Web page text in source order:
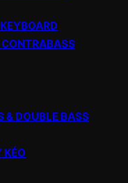
& DOUBLE BASS
KÉO